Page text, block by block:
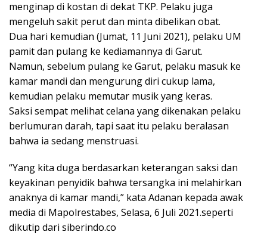
menginap di kostan di dekat TKP. Pelaku juga
mengeluh sakit perut dan minta dibelikan obat.
Dua hari kemudian (Jumat, 11 Juni 2021), pelaku UM
pamit dan pulang ke kediamannya di Garut.
Namun, sebelum pulang ke Garut, pelaku masuk ke
kamar mandi dan mengurung diri cukup lama,
kemudian pelaku memutar musik yang keras.
Saksi sempat melihat celana yang dikenakan pelaku
berlumuran darah, tapi saat itu pelaku beralasan
bahwa ia sedang menstruasi.
“Yang kita duga berdasarkan keterangan saksi dan
keyakinan penyidik bahwa tersangka ini melahirkan
anaknya di kamar mandi,” kata Adanan kepada awak
media di Mapolrestabes, Selasa, 6 Juli 2021.seperti
dikutip dari siberindo.co